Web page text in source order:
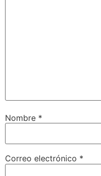
Nombre *
Correo electrónico *